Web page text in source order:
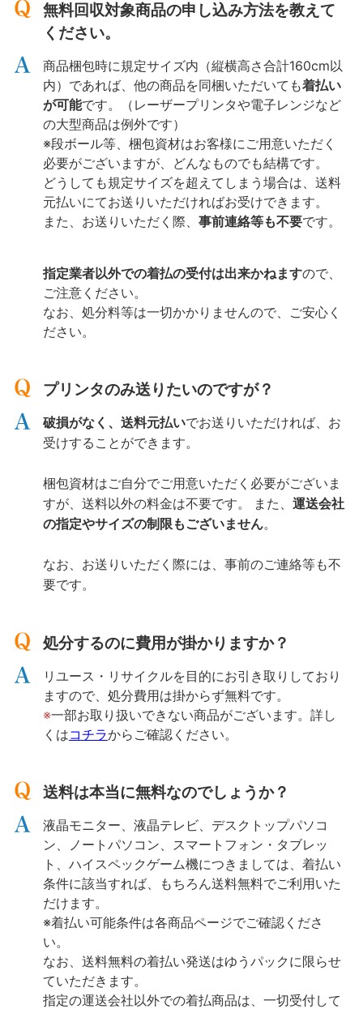
無料回収対象商品の申し込み方法を教えて
ください。
商品梱包時に規定サイズ内（縦横高さ合計160cm以
内）であれば、他の商品を同梱いただいても着払い
が可能です。（レーザープリンタや電子レンジなど
の大型商品は例外です）
※段ボール等、梱包資材はお客様にご用意いただく
必要がございますが、どんなものでも結構です。
どうしても規定サイズを超えてしまう場合は、送料
元払いにてお送りいただければお受けできます。
また、お送りいただく際、 事前連絡等も不要です。
指定業者以外での着払の受付は出来かねますので、
ご注意ください。
なお、処分料等は一切かかりませんので、ご安心く
ださい。
プリンタのみ送りたいのですが？
破損がなく、送料元払いでお送りいただければ、お
受けすることができます。
梱包資材はご自分でご用意いただく必要がございま
すが、送料以外の料金は不要です。 また、 運送会社
の指定やサイズの制限もございません。
なお、お送りいただく際には、事前のご連絡等も不
要です。
処分するのに費用が掛かりますか？
リユース・リサイクルを目的にお引き取りしており
ますので、処分費用は掛からず無料です。
※一部お取り扱いできない商品がございます。詳し
くはコチラからご確認ください。
送料は本当に無料なのでしょうか？
液晶モニター、液晶テレビ、デスクトップパソコ
ン、ノートパソコン、スマートフォン・タブレッ
ト、ハイスペックゲーム機につきましては、着払い
条件に該当すれば、もちろん送料無料でご利用いた
だけます。
※着払い可能条件は各商品ページでご確認くださ
い。
なお、送料無料の着払い発送はゆうパックに限らせ
ていただきます。
指定の運送会社以外での着払商品は、一切受付して